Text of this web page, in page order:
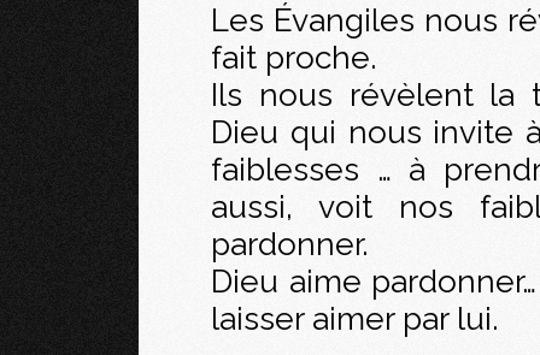
Les Évangiles nous
fait proche.
Ils nous révèlent la
Dieu qui nous invite
faiblesses … à
aussi, voit nos
pardonner.
Dieu aime
laisser aimer par lui.